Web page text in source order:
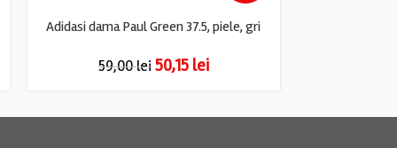
Adidasi dama Paul Green 37.5, piele, gri
59,00lei 50,15 lei